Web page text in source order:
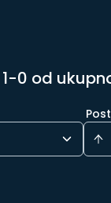
0 od